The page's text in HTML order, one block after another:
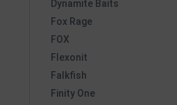
Dynamite Baits
Fox Rage
FOX
Flexonit
Falkfish
Finity One